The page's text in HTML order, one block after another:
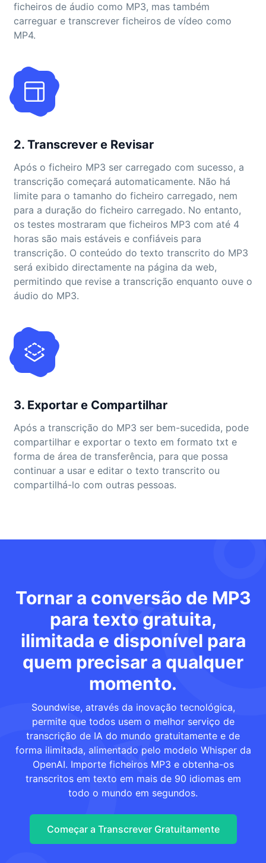
ficheiros de áudio como MP3, mas também
carreguar e transcrever ficheiros de vídeo como
MP4.
2. Transcrever e Revisar
Após o ficheiro MP3 ser carregado com sucesso, a
transcrição começará automaticamente. Não há
limite para o tamanho do ficheiro carregado, nem
para a duração do ficheiro carregado. No entanto,
os testes mostraram que ficheiros MP3 com até 4
horas são mais estáveis e confiáveis para
transcrição. O conteúdo do texto transcrito do MP3
será exibido directamente na página da web,
permitindo que revise a transcrição enquanto ouve o
áudio do MP3.
3. Exportar e Compartilhar
Após a transcrição do MP3 ser bem-sucedida, pode
compartilhar e exportar o texto em formato txt e
forma de área de transferência, para que possa
continuar a usar e editar o texto transcrito ou
compartilhá-lo com outras pessoas.
Tornar a conversão de MP3
para texto gratuita,
ilimitada e disponível para
quem precisar a qualquer
momento.
Soundwise, através da inovação tecnológica,
permite que todos usem o melhor serviço de
transcrição de IA do mundo gratuitamente e de
forma ilimitada, alimentado pelo modelo Whisper da
OpenAI. Importe ficheiros MP3 e obtenha-os
transcritos em texto em mais de 90 idiomas em
todo o mundo em segundos.
Começar a Transcrever Gratuitamente